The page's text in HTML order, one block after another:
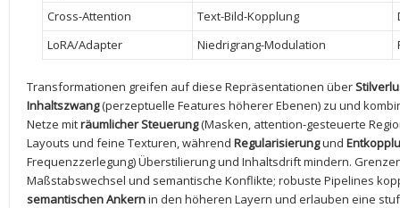
Cross-Attention
Text-Bild-Kopplung
LoRA/Adapter
Niedrigrang-Modulation
Transformationen‍ greifen auf diese Repräsentationen ​über
Inhaltszwang(perzeptuelle Features ⁤höherer Ebenen) zu ‍und
Netze miträumlicher Steuerung(Masken, attention-gesteuerte
‍Layouts und feine Texturen, während Regularisierungund
Frequenzzerlegung) Überstilierung und Inhaltsdrift mindern.‍
Maßstabswechsel und semantische Konflikte; robuste Pipelines
semantischen Ankernin den höheren Layern und ‍erlauben eine